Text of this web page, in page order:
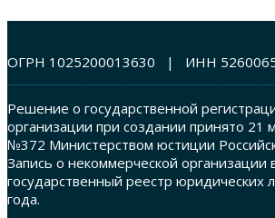
ОГРН 1025200013630 | ИНН
Решение о государственной
организации при создании принято 21
№372 Министерством юстиции
Запись о некоммерческой организации
государственный реестр юридических
года.